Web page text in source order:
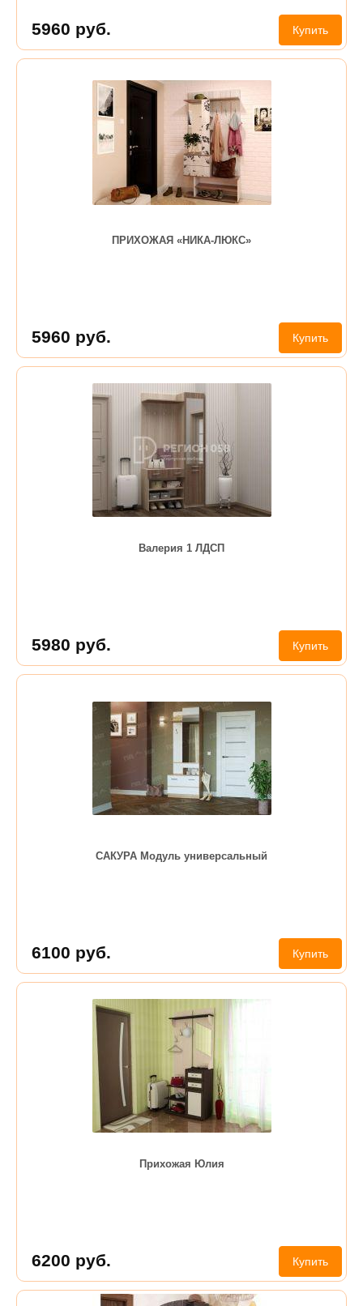
5960 руб. Купить
ПРИХОЖАЯ «НИКА-ЛЮКС»
5960 руб. Купить
Валерия 1 ЛДСП
5980 руб. Купить
САКУРА Модуль универсальный
6100 руб. Купить
Прихожая Юлия
6200 руб. Купить